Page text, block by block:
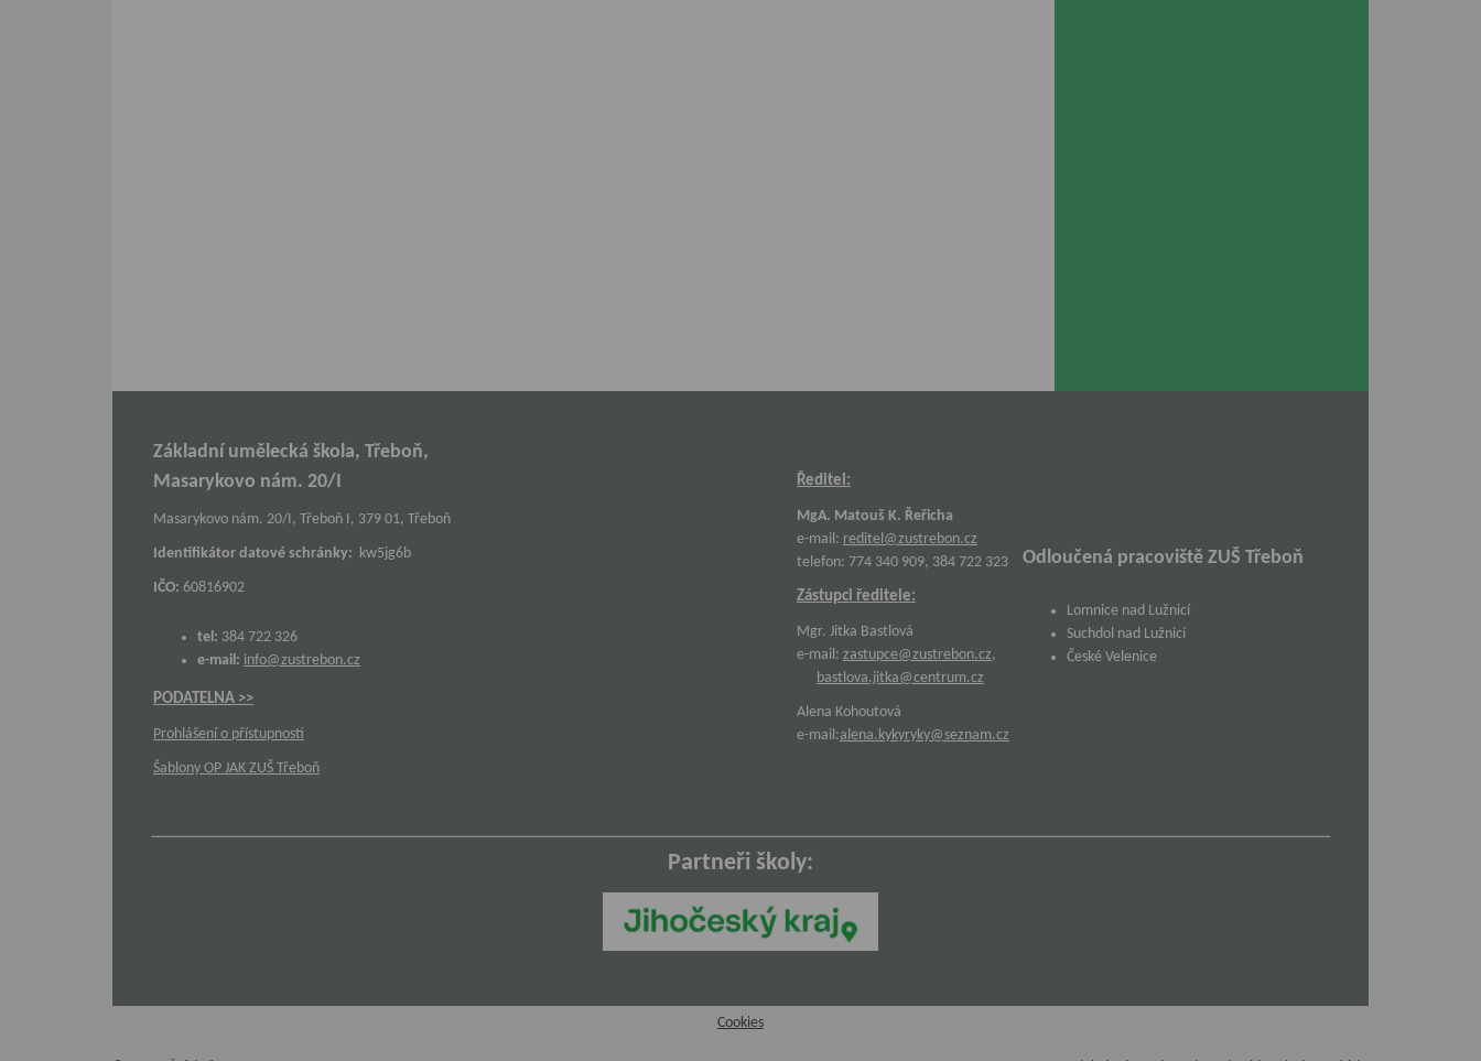
Základní umělecká škola, Třeboň,
Masarykovo nám. 20/I
Masarykovo nám. 20/I, Třeboň I, 379 01, Třeboň
Identifikátor datové schránky: kw5jg6b
IČO: 60816902
tel: 384 722 326
e-mail: info@zustrebon.cz
PODATELNA >>
Prohlášení o přístupnosti
Šablony OP JAK ZUŠ Třeboň
Ředitel:
MgA. Matouš K. Řeřicha
e-mail: reditel@zustrebon.cz
telefon: 774 340 909, 384 722 323
Zástupci ředitele:
Mgr. Jitka Bastlová
e-mail: zastupce@zustrebon.cz,
bastlova.jitka@centrum.cz
Alena Kohoutová
e-mail:alena.kykyryky@seznam.cz
Odloučená pracoviště ZUŠ Třeboň
Lomnice nad Lužnicí
Suchdol nad Lužnicí
České Velenice
Partneři školy:
Cookies